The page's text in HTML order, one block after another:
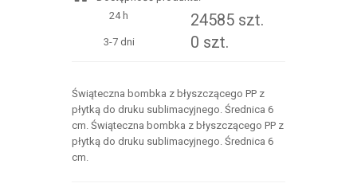
24 h
24585 szt.
3-7 dni 0 szt.
Świąteczna bombka z błyszczącego PP z
płytką do druku sublimacyjnego. Średnica 6
cm. Świąteczna bombka z błyszczącego PP z
płytką do druku sublimacyjnego. Średnica 6
cm.